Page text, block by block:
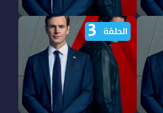
مشاهدة مسلسل CIA
الموسم الاول الحلقة 5
مترجمة
الحلقة 3